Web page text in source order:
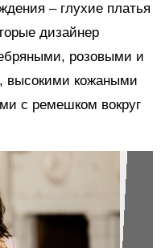
– глухие платья
дизайнер
розовыми и
высокими кожаными
с ремешком вокруг